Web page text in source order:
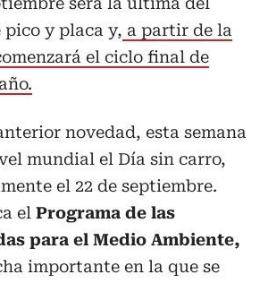
y placa y, a partir de la
el ciclo final de
novedad, esta semana
mundial el Día sin carro,
el 22 de septiembre.
el Programa de las
para el Medio Ambiente,
importante en la que se